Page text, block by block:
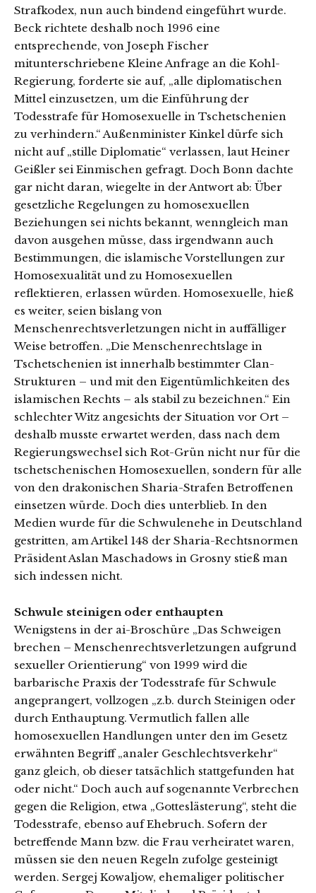
Strafkodex, nun auch bindend eingeführt wurde.
Beck richtete deshalb noch 1996 eine
entsprechende, von Joseph Fischer
mitunterschriebene Kleine Anfrage an die Kohl-
Regierung, forderte sie auf, „alle diplomatischen
Mittel einzusetzen, um die Einführung der
Todesstrafe für Homosexuelle in Tschetschenien
zu verhindern.“ Außenminister Kinkel dürfe sich
nicht auf „stille Diplomatie“ verlassen, laut Heiner
Geißler sei Einmischen gefragt. Doch Bonn dachte
gar nicht daran, wiegelte in der Antwort ab: Über
gesetzliche Regelungen zu homosexuellen
Beziehungen sei nichts bekannt, wenngleich man
davon ausgehen müsse, dass irgendwann auch
Bestimmungen, die islamische Vorstellungen zur
Homosexualität und zu Homosexuellen
reflektieren, erlassen würden. Homosexuelle, hieß
es weiter, seien bislang von
Menschenrechtsverletzungen nicht in auffälliger
Weise betroffen. „Die Menschenrechtslage in
Tschetschenien ist innerhalb bestimmter Clan-
Strukturen – und mit den Eigentümlichkeiten des
islamischen Rechts – als stabil zu bezeichnen.“ Ein
schlechter Witz angesichts der Situation vor Ort –
deshalb musste erwartet werden, dass nach dem
Regierungswechsel sich Rot-Grün nicht nur für die
tschetschenischen Homosexuellen, sondern für alle
von den drakonischen Sharia-Strafen Betroffenen
einsetzen würde. Doch dies unterblieb. In den
Medien wurde für die Schwulenehe in Deutschland
gestritten, am Artikel 148 der Sharia-Rechtsnormen
Präsident Aslan Maschadows in Grosny stieß man
sich indessen nicht.
Schwule steinigen oder enthaupten
Wenigstens in der ai-Broschüre „Das Schweigen
brechen – Menschenrechtsverletzungen aufgrund
sexueller Orientierung“ von 1999 wird die
barbarische Praxis der Todesstrafe für Schwule
angeprangert, vollzogen „z.b. durch Steinigen oder
durch Enthauptung. Vermutlich fallen alle
homosexuellen Handlungen unter den im Gesetz
erwähnten Begriff „analer Geschlechtsverkehr“
ganz gleich, ob dieser tatsächlich stattgefunden hat
oder nicht.“ Doch auch auf sogenannte Verbrechen
gegen die Religion, etwa „Gotteslästerung“, steht die
Todesstrafe, ebenso auf Ehebruch. Sofern der
betreffende Mann bzw. die Frau verheiratet waren,
müssen sie den neuen Regeln zufolge gesteinigt
werden. Sergej Kowaljow, ehemaliger politischer